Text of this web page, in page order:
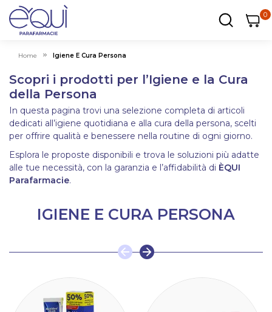
00
Home Igiene E Cura Persona
Scopri i prodotti per l’Igiene e la Cura
della Persona
In questa pagina trovi una selezione completa di articoli
dedicati all’igiene quotidiana e alla cura della persona, scelti
per offrire qualità e benessere nella routine di ogni giorno.
Esplora le proposte disponibili e trova le soluzioni più adatte
alle tue necessità, con la garanzia e l’affidabilità di ÈQUI
Parafarmacie.
IGIENE E CURA PERSONA